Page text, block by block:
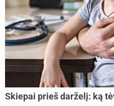
Skiepai prieš darželį: ką